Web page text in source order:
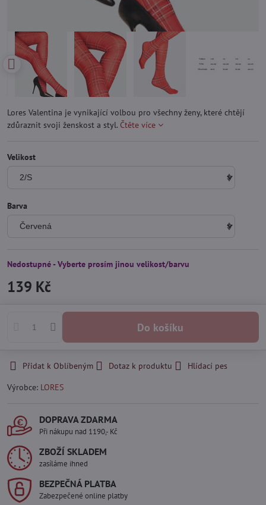
Lores Valentina je vynikající volbou pro všechny ženy, které chtějí
zdůraznit svoji ženskost a styl. Čtěte více
Velikost
Barva
Nedostupné - Vyberte prosím jinou velikost/barvu
139 Kč
Do košíku
Přidat k Oblíbeným Dotaz k produktu
Hlídací pes
Výrobce: LORES
DOPRAVA ZDARMA
Při nákupu nad 1190,- Kč
ZBOŽÍ SKLADEM
zasíláme ihned
BEZPEČNÁ PLATBA
Zabezpečené online platby